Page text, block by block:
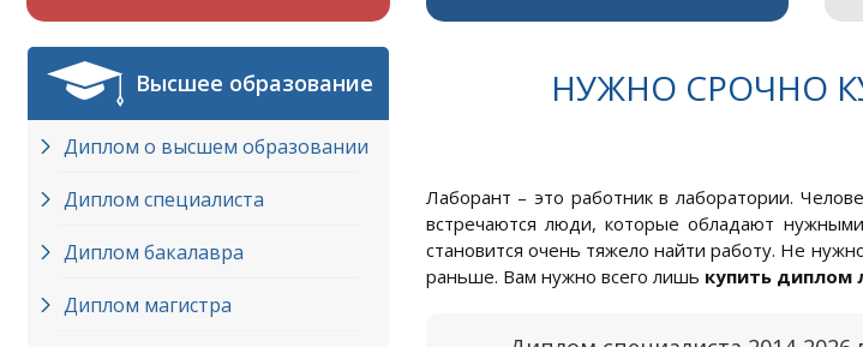
Высшее образование
Диплом о высшем образовании
Диплом специалиста
Диплом бакалавра
Диплом магистра
НУЖНО СРОЧНО
Лаборант – это работник в лаборатории.
встречаются люди, которые обладают
становится очень тяжело найти работу. Не
раньше. Вам нужно всего лишь купить диплом